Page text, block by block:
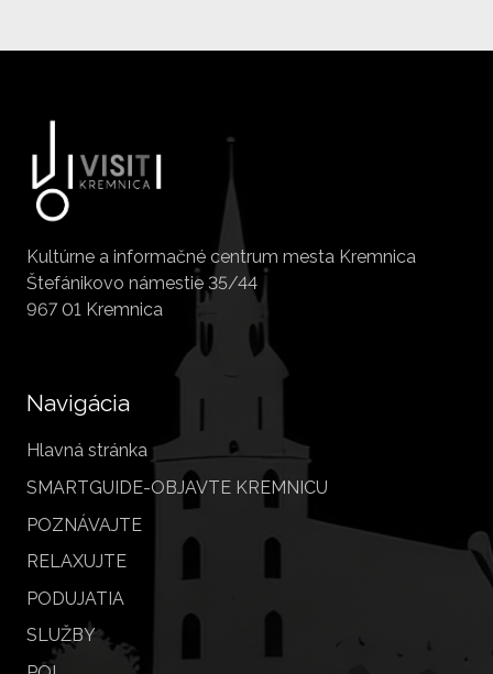
Kultúrne a informačné centrum mesta Kremnica
Štefánikovo námestie 35/44
967 01 Kremnica
Navigácia
Hlavná stránka
SMARTGUIDE-OBJAVTE KREMNICU
POZNÁVAJTE
RELAXUJTE
PODUJATIA
SLUŽBY